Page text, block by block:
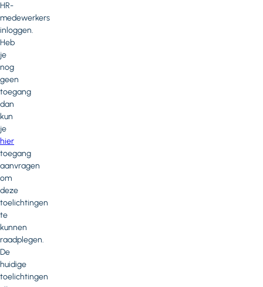
HR-
medewerkers
inloggen.
Heb
je
nog
geen
toegang
dan
kun
je
hier
toegang
aanvragen
om
deze
toelichtingen
te
kunnen
raadplegen.
De
huidige
toelichtingen